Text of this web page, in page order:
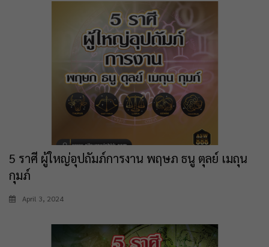
5 ราศี ผู้ใหญ่อุปถัมภ์การงาน พฤษภ ธนู ตุลย์ เมถุน
กุมภ์
April 3, 2024